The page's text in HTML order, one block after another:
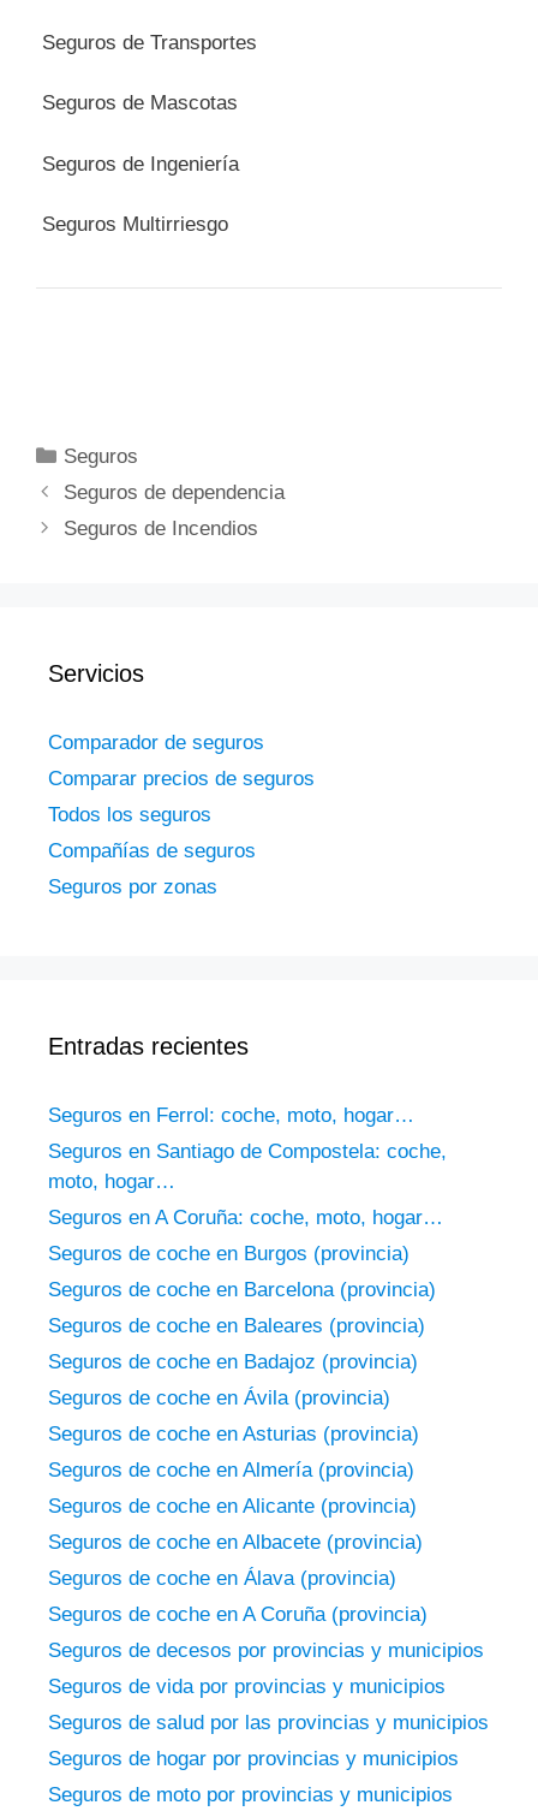
Seguros de Transportes
Seguros de Mascotas
Seguros de Ingeniería
Seguros Multirriesgo
Categorías
Seguros
Seguros de dependencia
Seguros de Incendios
Servicios
Comparador de seguros
Comparar precios de seguros
Todos los seguros
Compañías de seguros
Seguros por zonas
Entradas recientes
Seguros en Ferrol: coche, moto, hogar…
Seguros en Santiago de Compostela: coche,
moto, hogar…
Seguros en A Coruña: coche, moto, hogar…
Seguros de coche en Burgos (provincia)
Seguros de coche en Barcelona (provincia)
Seguros de coche en Baleares (provincia)
Seguros de coche en Badajoz (provincia)
Seguros de coche en Ávila (provincia)
Seguros de coche en Asturias (provincia)
Seguros de coche en Almería (provincia)
Seguros de coche en Alicante (provincia)
Seguros de coche en Albacete (provincia)
Seguros de coche en Álava (provincia)
Seguros de coche en A Coruña (provincia)
Seguros de decesos por provincias y municipios
Seguros de vida por provincias y municipios
Seguros de salud por las provincias y municipios
Seguros de hogar por provincias y municipios
Seguros de moto por provincias y municipios